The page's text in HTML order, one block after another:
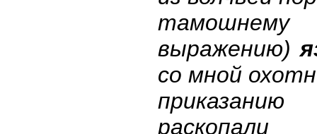
выражению)
со мной